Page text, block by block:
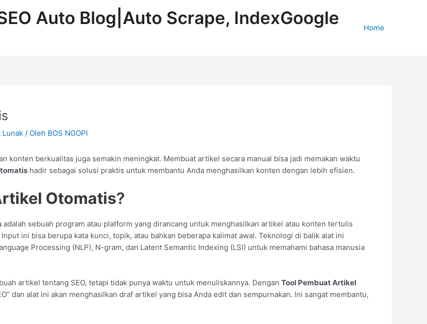
Auto Blog|Auto Scrape, IndexGoogle
Home
Lunak / Oleh BOS NGOPI
konten berkualitas juga semakin meningkat. Membuat artikel secara manual bisa jadi memakan waktu
hadir sebagai solusi praktis untuk membantu Anda menghasilkan konten dengan lebih efisien.
Otomatis?
adalah sebuah program atau platform yang dirancang untuk menghasilkan artikel atau konten tertulis
ini bisa berupa kata kunci, topik, atau bahkan beberapa kalimat awal. Teknologi di balik alat ini
Processing (NLP), N-gram, dan Latent Semantic Indexing (LSI) untuk memahami bahasa manusia
artikel tentang SEO, tetapi tidak punya waktu untuk menuliskannya. Dengan Tool Pembuat Artikel
dan alat ini akan menghasilkan draf artikel yang bisa Anda edit dan sempurnakan. Ini sangat membantu,